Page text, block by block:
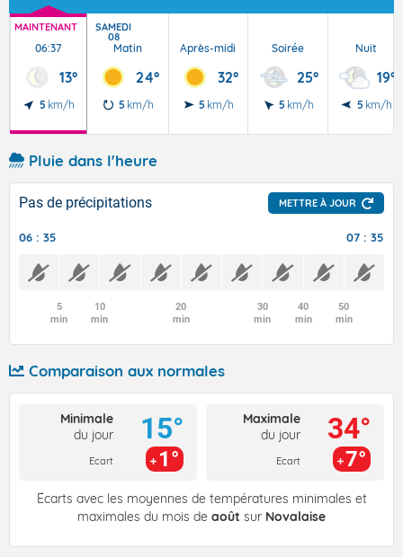
MAINTENANT
06:37
13°
5 km/h
SAMEDI
08
Matin
24°
5 km/h
Après-midi
32°
5 km/h
Soirée
25°
5 km/h
Nuit
19°
5 km/h
Pluie dans l'heure
Pas de précipitations METTRE À JOUR
06 : 35 07 : 35
5
min
10
min
20
min
30
min
40
min
50
min
Comparaison aux normales
Minimale
du jour
Ecart
15°
1°
Maximale
du jour
Ecart
34°
7°
Écarts avec les moyennes de températures minimales et
maximales du mois de août sur Novalaise